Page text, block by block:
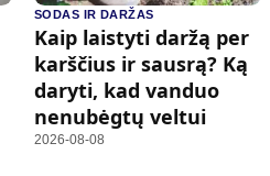
SODAS IR DARŽAS
Kaip laistyti daržą per
karščius ir sausrą? Ką
daryti, kad vanduo
nenubėgtų veltui
2026-08-08